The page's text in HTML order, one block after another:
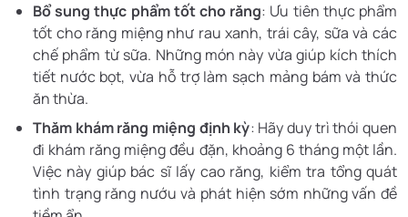
Bổ sung thực phẩm tốt cho răng: Ưu tiên thực phẩm
tốt cho răng miệng như rau xanh, trái cây, sữa và các
chế phẩm từ sữa. Những món này vừa giúp kích thích
tiết nước bọt, vừa hỗ trợ làm sạch mảng bám và thức
ăn thừa.
Thăm khám răng miệng định kỳ: Hãy duy trì thói quen
đi khám răng miệng đều đặn, khoảng 6 tháng một lần.
Việc này giúp bác sĩ lấy cao răng, kiểm tra tổng quát
tình trạng răng nướu và phát hiện sớm những vấn đề